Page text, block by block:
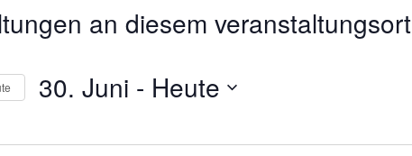
an diesem veranstaltungsort
30. Juni - Heute